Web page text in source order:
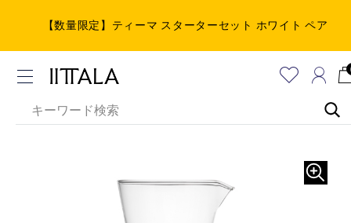
【数量限定】ティーマ スターターセット ホワイト ペア